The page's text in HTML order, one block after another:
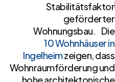
Stabilitätsfaktor
geförderter
Wohnungsbau. Die
10 Wohnhäuser in
Ingelheimzeigen, dass
Wohnraumförderung und
hohe architektonische